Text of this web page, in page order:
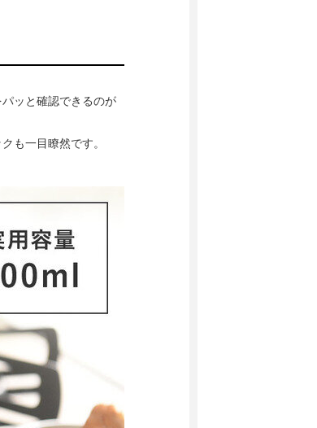
ッと確認できるのが
も一目瞭然です。